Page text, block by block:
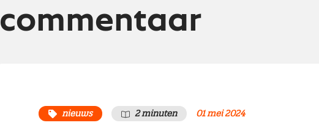
commentaar
nieuws 2 minuten 01 mei 2024